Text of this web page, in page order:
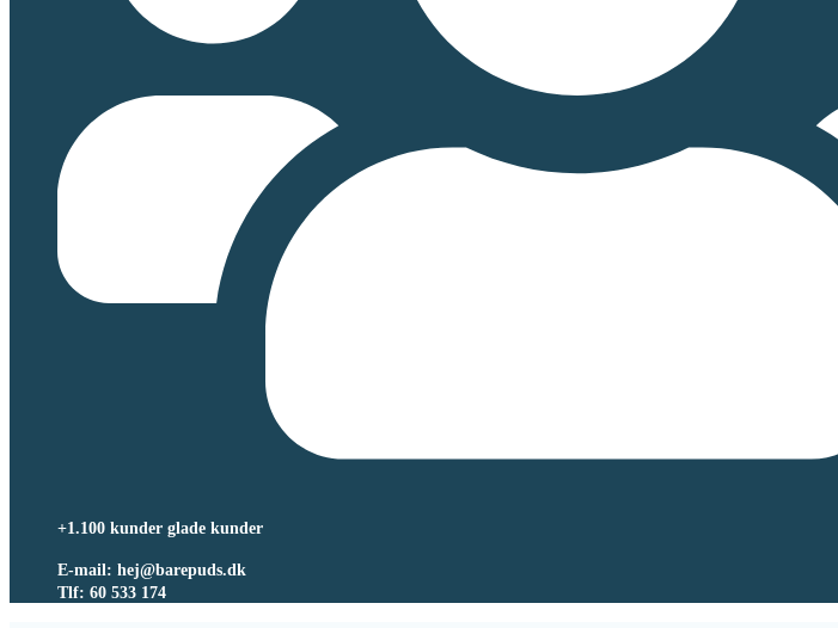
+1.100 kunder glade kunder
E-mail: hej@barepuds.dk
Tlf: 60 533 174